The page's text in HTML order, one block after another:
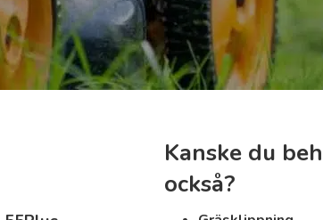
Kanske du
också?